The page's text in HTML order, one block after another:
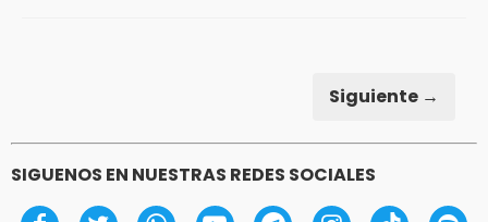
Siguiente →
SIGUENOS EN NUESTRAS REDES SOCIALES